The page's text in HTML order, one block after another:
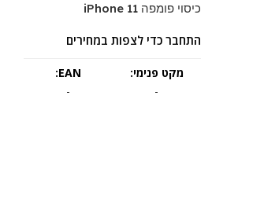
כיסוי פומפה iPhone 11
התחבר כדי לצפות במחירים
מקט פנימי:
-
EAN:
-